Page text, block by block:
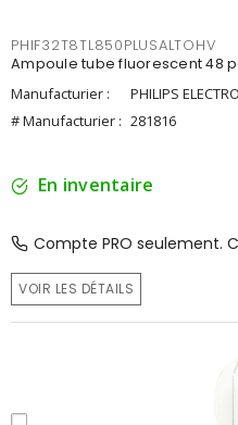
PHIF32T8TL850PLUSALTOHV
Ampoule tube fluorescent 48
Manufacturier :
PHILIPS
# Manufacturier : 281816
En inventaire
Compte PRO seulement.
VOIR LES DÉTAILS